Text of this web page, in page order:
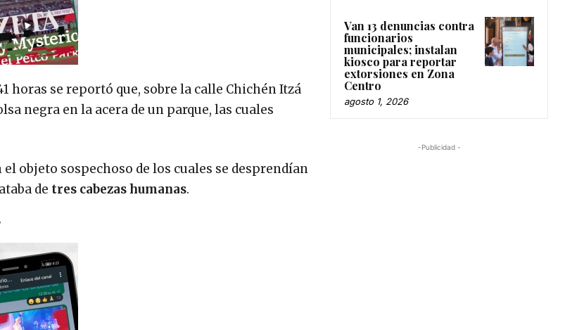
horas se reportó que, sobre la calle Chichén Itzá
negra en la acera de un parque, las cuales
objeto sospechoso de los cuales se desprendían
de tres cabezas humanas.
Van 13 denuncias contra
funcionarios
municipales; instalan
kiosco para reportar
extorsiones en Zona
Centro
agosto 1, 2026
-Publicidad -